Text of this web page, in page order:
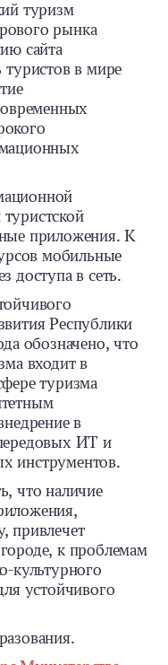
туризм
рынка
сайта
в мире
приложения. К
мобильные
доступа в сеть.
Республики
обозначено, что
входит в
туризма
в
ИТ и
инструментов.
что наличие
привлечет
к проблемам
культурного
устойчивого